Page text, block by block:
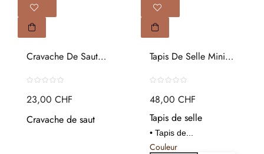
Cravache De Saut
23,00 CHF
Cravache de saut
Tapis De Selle Mini
48,00 CHF
Tapis de selle
• Tapis de...
Couleur